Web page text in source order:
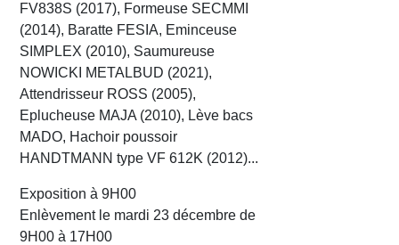
FV838S (2017), Formeuse SECMMI
(2014), Baratte FESIA, Eminceuse
SIMPLEX (2010), Saumureuse
NOWICKI METALBUD (2021),
Attendrisseur ROSS (2005),
Eplucheuse MAJA (2010), Lève bacs
MADO, Hachoir poussoir
HANDTMANN type VF 612K (2012)...
Exposition à 9H00
Enlèvement le mardi 23 décembre de
9H00 à 17H00